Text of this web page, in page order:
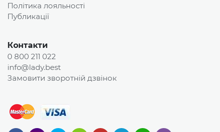
Політика лояльності
Публикації
Контакти
0 800 211 022
info@lady.best
Замовити зворотній дзвінок